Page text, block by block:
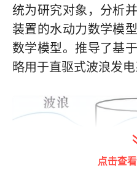
统为研究对象，分析
装置的水动力数学模
数学模型。推导了基
略用于直驱式波浪发电
点击查